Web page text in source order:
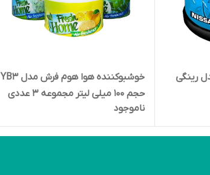
رینگی
خوشبوکننده هوا هوم فرش مدل YB3
حجم 100 میلی لیتر مجموعه 3 عددی
ناموجود